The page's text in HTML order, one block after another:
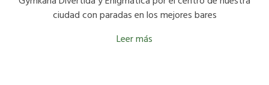
ciudad con paradas en los mejores bares
Leer más